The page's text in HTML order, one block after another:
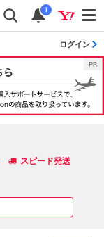
i
ログイン
スピード発送